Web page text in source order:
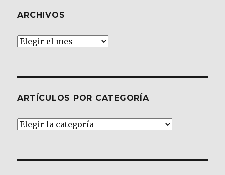
ARCHIVOS
Archivos
ARTÍCULOS POR CATEGORÍA
Artículos